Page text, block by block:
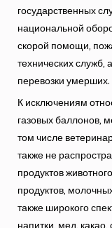
государственных
национальной
скорой помощи,
технических служб,
перевозки умерших.
К исключениям
газовых баллонов,
том числе
также не
продуктов
продуктов,
также широкого
напитки, мед,